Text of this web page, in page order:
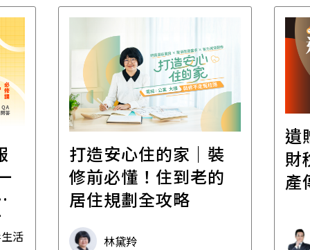
活
打造安心住的家｜裝
修前必懂！住到老的
居住規劃全攻略
林黛羚
遺
財
產